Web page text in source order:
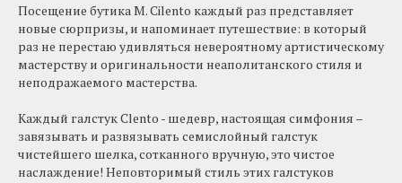
Посещение бутика M. Cilento каждый раз представляет
новые сюрпризы, и напоминает путешествие: в который
раз не перестаю удивляться невероятному артистическому
мастерству и оригинальности неаполитанского стиля и
неподражаемого мастерства.
Каждый галстук Clento - шедевр, настоящая симфония –
завязывать и развязывать семислойный галстук
чистейшего шелка, сотканного вручную, это чистое
наслаждение! Неповторимый стиль этих галстуков